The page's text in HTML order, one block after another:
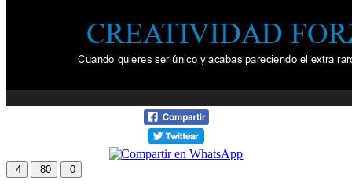
4 80 0